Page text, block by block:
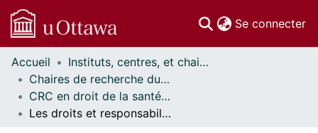
Se connecter
Communautés
et collections
Parcourir
Statistiques
Accueil
Instituts, centres, et chaires de recherche // Research Institutes, Centres, and Chairs
Chaires de recherche du Canada // Canada Research Chairs
CRC en droit de la santé et de la sécurité du travail // CRC in Occupational Health and Safety Law
Les droits et responsabilités des employeurs et des travailleurs dans un contexte de sous-traitance: enjeux pour la prévention, l'indemnisation et le retour au travail